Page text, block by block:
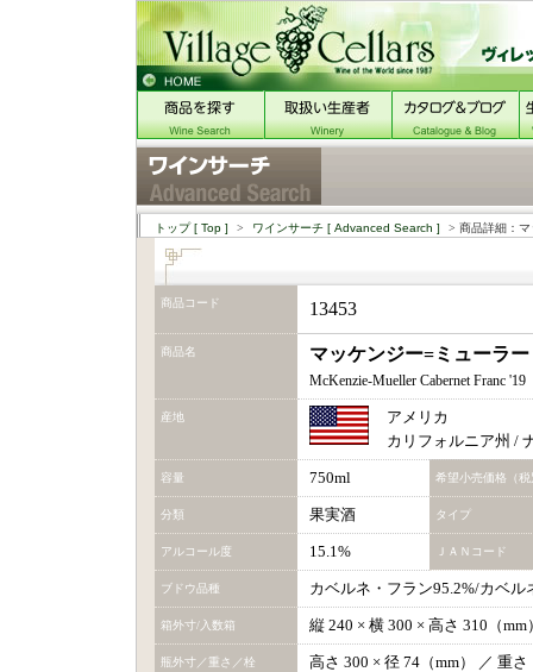
トップ[ Top ] > ワインサーチ [ Advanced Search ] > 商品詳細：
商品コード 13453
商品名 マッケンジー=ミューラ
McKenzie-Mueller Cabernet Franc '19
産地
アメリカ
カリフォルニア州 /
容量 750ml 希望小売価格（税
分類 果実酒 タイプ
アルコール度 15.1% ＪＡＮコード
ブドウ品種 カベルネ・フラン95.2%/カベル
箱外寸/入数箱 縦 240 × 横 300 × 高さ 310（
瓶外寸／重さ／栓 高さ 300 × 径 74（mm） ／ 重